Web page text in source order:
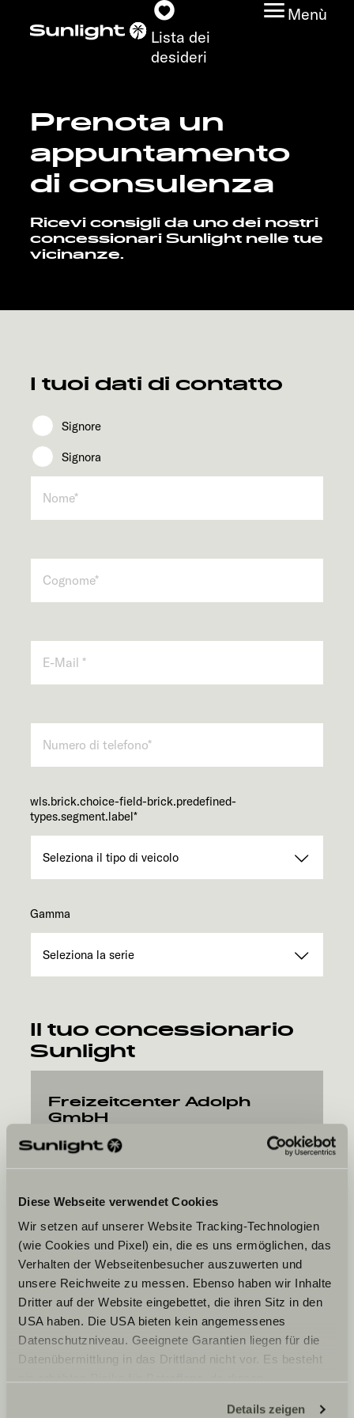
Diese Webseite verwendet Cookies
Wir setzen auf unserer Website Tracking-Technologien
(wie Cookies und Pixel) ein, die es uns ermöglichen, das
Verhalten der Webseitenbesucher auszuwerten und
unsere Reichweite zu messen. Ebenso haben wir Inhalte
Dritter auf der Website eingebettet, die ihren Sitz in den
USA haben. Die USA bieten kein angemessenes
Datenschutzniveau. Geeignete Garantien liegen für die
Datenübermittlung in das Drittland nicht vor. Es besteht
Details zeigen
Lista dei
desideri
Menù
Modelli
Configuratore
Trovate il vostro
Sunlight
Prenota un
appuntamento
di consulenza
Ricevi consigli da uno dei nostri
concessionari Sunlight nelle tue
vicinanze.
I tuoi dati di contatto
Signore
Signora
wls.brick.choice-field-brick.predefined-
types.segment.label*
Gamma
Il tuo concessionario
Sunlight
Freizeitcenter Adolph
GmbH
Rheinstr. 4b
41836 Hückelhoven
La data desiderata
Data